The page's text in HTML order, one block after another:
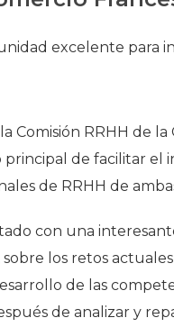
excelente para
Comisión RRHH de la
de facilitar el
de RRHH de
con una
los retos
de las
de analizar y